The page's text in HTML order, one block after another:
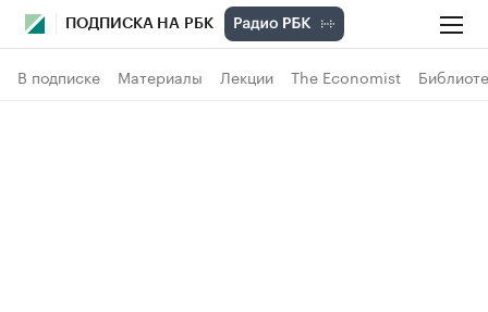
ПОДПИСКА НА РБК
В подписке Материалы Лекции The Economist